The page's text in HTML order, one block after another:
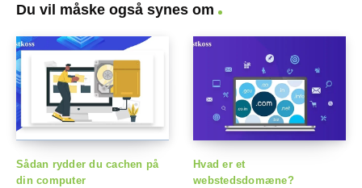
Du vil måske også synes om
Sådan rydder du cachen på
din computer
Hvad er et
webstedsdomæne?